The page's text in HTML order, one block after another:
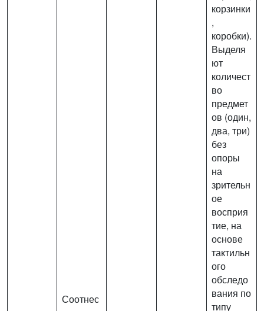
корзинки
,
коробки).
Выделя
ют
количест
во
предмет
ов (один,
два, три)
без
опоры
на
зрительн
ое
восприя
тие, на
основе
тактильн
ого
обследо
вания по
типу
Соотнес